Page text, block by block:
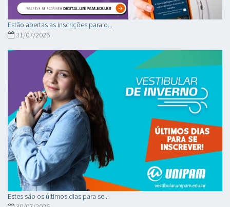
Estão abertas as inscrições para o...
31/07/2026
Estes são os últimos dias para se...